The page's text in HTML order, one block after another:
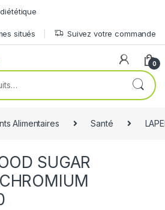
situés Suivez votre commande
0
Alimentaires Santé
SUGAR